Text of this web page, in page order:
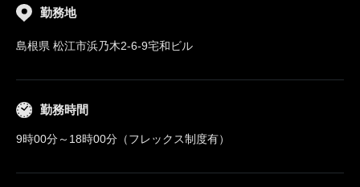
勤務地
島根県 松江市浜乃木2-6-9宅和ビル
勤務時間
9時00分～18時00分（フレックス制度有）